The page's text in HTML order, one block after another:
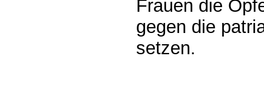
Frauen die
gegen die
setzen.